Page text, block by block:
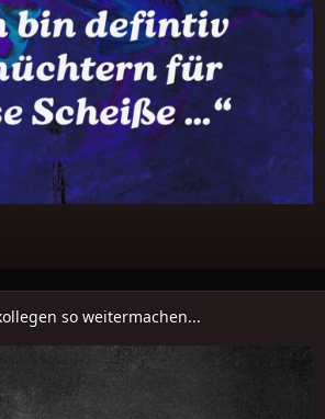
so weitermachen...